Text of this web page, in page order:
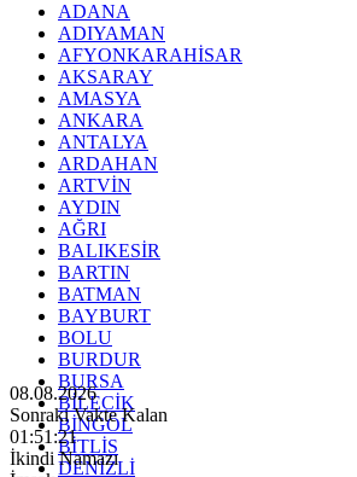
ADANA
ADIYAMAN
AFYONKARAHİSAR
AKSARAY
AMASYA
ANKARA
ANTALYA
ARDAHAN
ARTVİN
AYDIN
AĞRI
BALIKESİR
BARTIN
BATMAN
BAYBURT
BOLU
BURDUR
BURSA
BİLECİK
BİNGÖL
BİTLİS
DENİZLİ
08.08.2026
Sonraki Vakte Kalan
01:51:20
İkindi Namazı